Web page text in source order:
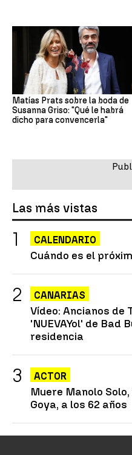
Matías Prats sobre la boda de
Susanna Griso: "Qué le habrá
dicho para convencerla"
Las más vistas
CALENDARIO
Cuándo es el
CANARIAS
Vídeo: Ancianos de
'NUEVAYol' de Bad
residencia
ACTOR
Muere Manolo
Goya, a los 62 años